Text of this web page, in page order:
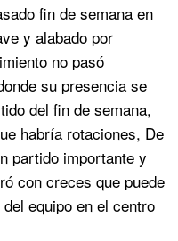
fin de semana en
y alabado por
no pasó
su presencia se
del fin de semana,
habría rotaciones, De
partido importante y
con creces que puede
equipo en el centro